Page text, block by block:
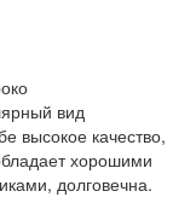
вид
высокое качество,
хорошими
долговечна.